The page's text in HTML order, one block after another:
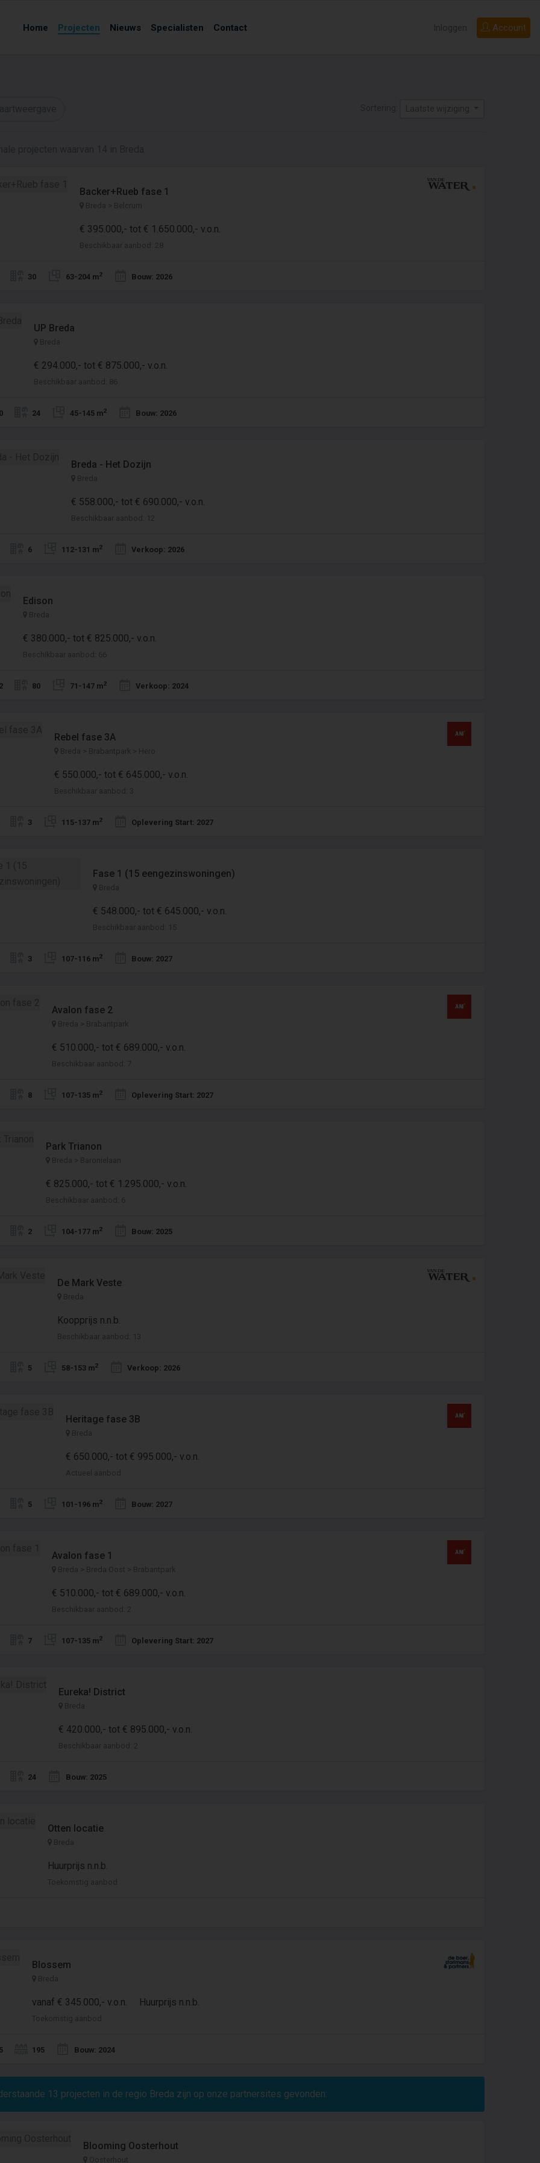
Home Projecten Nieuws Specialisten Contact Account
Inloggen
Laatste wijziging
Backer+Rueb fase 1
Breda > Belcrum
€ 395.000,- tot € 1.650.000,- v.o.n.
Beschikbaar aanbod: 28
30 63-204 m2 Bouw: 2026
UP Breda
Breda
€ 294.000,- tot € 875.000,- v.o.n.
Beschikbaar aanbod: 86
24 45-145 m2 Bouw: 2026
Breda - Het Dozijn
Breda
€ 558.000,- tot € 690.000,- v.o.n.
Beschikbaar aanbod: 12
6 112-131 m2 Verkoop: 2026
Edison
Breda
€ 380.000,- tot € 825.000,- v.o.n.
Beschikbaar aanbod: 66
80 71-147 m2 Verkoop: 2024
Rebel fase 3A
Breda > Brabantpark > Hero
€ 550.000,- tot € 645.000,- v.o.n.
Beschikbaar aanbod: 3
3 115-137 m2 Oplevering Start: 2027
Fase 1 (15 eengezinswoningen)
Breda
€ 548.000,- tot € 645.000,- v.o.n.
Beschikbaar aanbod: 15
3 107-116 m2 Bouw: 2027
Avalon fase 2
Breda > Brabantpark
€ 510.000,- tot € 689.000,- v.o.n.
Beschikbaar aanbod: 7
8 107-135 m2 Oplevering Start: 2027
Park Trianon
Breda > Baronielaan
€ 825.000,- tot € 1.295.000,- v.o.n.
Beschikbaar aanbod: 6
2 104-177 m2 Bouw: 2025
De Mark Veste
Breda
Koopprijs n.n.b.
Beschikbaar aanbod: 13
5 58-153 m2 Verkoop: 2026
Heritage fase 3B
Breda
€ 650.000,- tot € 995.000,- v.o.n.
Actueel aanbod
5 101-196 m2 Bouw: 2027
Avalon fase 1
Breda > Breda Oost > Brabantpark
€ 510.000,- tot € 689.000,- v.o.n.
Beschikbaar aanbod: 2
7 107-135 m2 Oplevering Start: 2027
Eureka! District
Breda
€ 420.000,- tot € 895.000,- v.o.n.
Beschikbaar aanbod: 2
24 Bouw: 2025
Otten locatie
Breda
Huurprijs n.n.b.
Toekomstig aanbod
Blossem
Breda
vanaf € 345.000,- v.o.n. Huurprijs n.n.b.
Toekomstig aanbod
195 Bouw: 2024
13 projecten in de regio Breda zijn op onze partnersites gevonden:
Blooming Oosterhout
Oosterhout